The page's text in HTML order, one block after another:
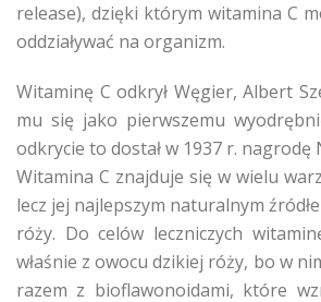
release), dzięki którym witamina C
oddziaływać na organizm.
Witaminę C odkrył Węgier, Albert
mu się jako pierwszemu
odkrycie to dostał w 1937 r. nagrodę
Witamina C znajduje się w wielu
lecz jej najlepszym naturalnym
róży. Do celów leczniczych
właśnie z owocu dzikiej róży, bo w
razem z bioflawonoidami, które